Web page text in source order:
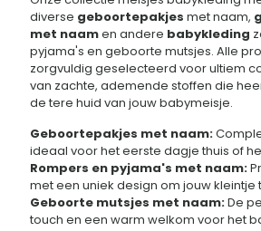
diverse geboortepakjes met naam,
met naamen andere babykleding
pyjama's en geboorte mutsjes. Alle
zorgvuldig geselecteerd voor ultiem
van zachte, ademende stoffen die
de tere huid van jouw babymeisje.
Geboortepakjes met naam:
ideaal voor het eerste dagje thuis of
Rompers en pyjama's met naam:
met een uniek design om jouw kleintje
Geboorte mutsjes met naam:De
touch en een warm welkom voor het